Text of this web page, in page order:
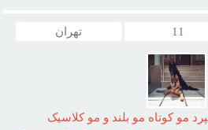
11 تهران
کوتاه مو بلند و مو کلاسيک